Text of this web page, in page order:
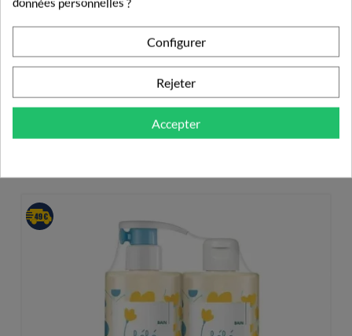
PRODUITS DE LA MÊME CATÉGORIE
Configurer
Rejeter
Accepter